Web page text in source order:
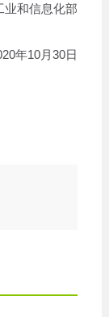
业和信息化部
年10月30日